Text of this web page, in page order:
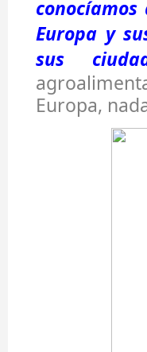
conocíamos
Europa y
sus
Europa,